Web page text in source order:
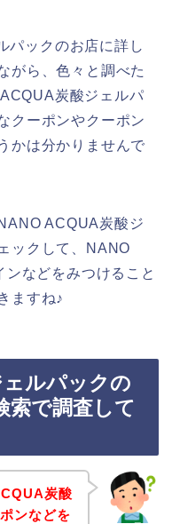
パックのお店に詳し
がら、色々と調べた
炭酸ジェルパ
クーポンやクーポン
かは分かりませんで
ACQUA炭酸ジ
ックして、NANO
などをみつけること
ますね♪
ルパックの
索で調査して
炭酸
ンなどを